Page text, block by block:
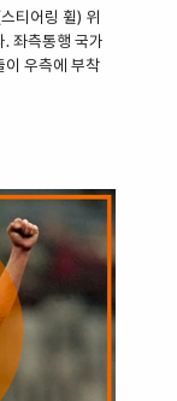
티어링 휠) 위
좌측통행 국가
이 우측에 부착
좌측핸들 시스
차량은 좌측핸
Sta..